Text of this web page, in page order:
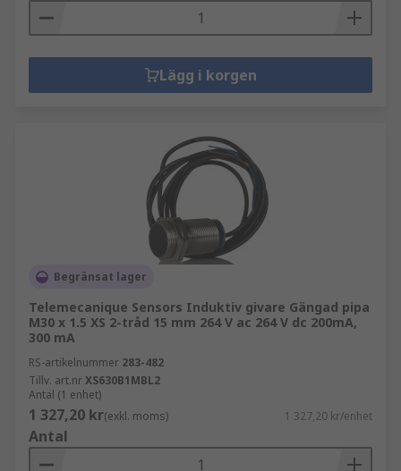
Lägg i korgen
Begränsat lager
Telemecanique Sensors Induktiv givare Gängad pipa
M30 x 1.5 XS 2-tråd 15 mm 264 V ac 264 V dc 200mA,
300 mA
RS-artikelnummer 283-482
Tillv. art.nrXS630B1MBL2
Antal (1 enhet)
1 327,20 kr(exkl. moms) 1 327,20 kr/enhet
Antal